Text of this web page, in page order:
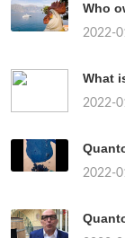
Who
2022-
What
2022-
2022-